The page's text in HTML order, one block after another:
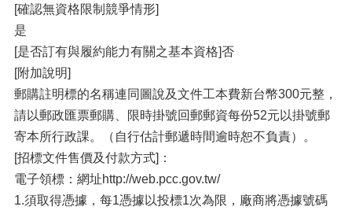
[確認無資格限制競爭情形]
是
[是否訂有與履約能力有關之基本資格]否
[附加說明]
郵購註明標的名稱連同圖說及文件工本費新台幣300元整，
請以郵政匯票郵購、限時掛號回郵郵資每份52元以掛號郵
寄本所行政課。（自行估計郵遞時間逾時恕不負責）。
[招標文件售價及付款方式]：
電子領標：網址http://web.pcc.gov.tw/
1.須取得憑據，每1憑據以投標1次為限，廠商將憑據號碼